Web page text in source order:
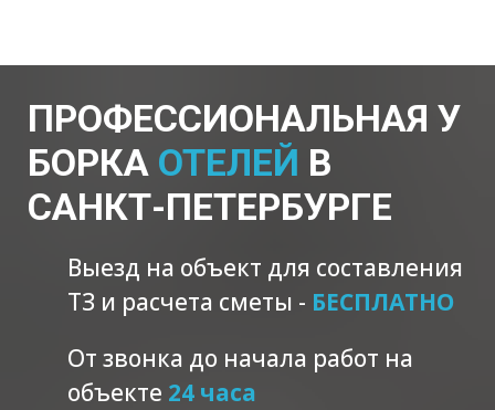
ПРОФЕССИОНАЛЬНАЯ У
БОРКА ОТЕЛЕЙ В
САНКТ-ПЕТЕРБУРГЕ
Выезд на объект для составления
ТЗ и расчета сметы - БЕСПЛАТНО
От звонка до начала работ на
объекте 24 часа